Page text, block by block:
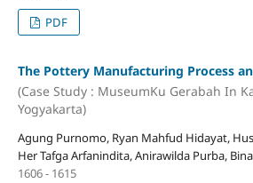
PDF
The Pottery Manufacturing Process
(Case Study : MuseumKu Gerabah In
Yogyakarta)
Agung Purnomo, Ryan Mahfud Hidayat,
Her Tafga Arfanindita, Anirawilda Purba,
1606 - 1615